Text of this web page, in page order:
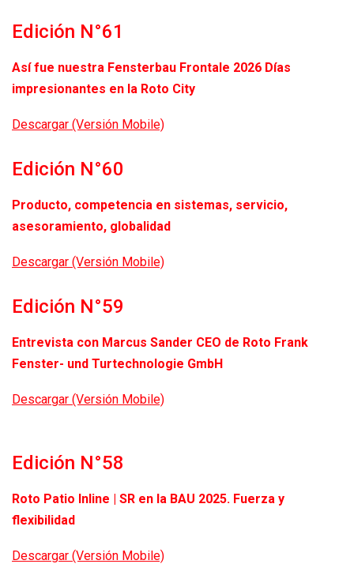
Edición N°61
Así fue nuestra Fensterbau Frontale 2026 Días
impresionantes en la Roto City
Descargar (Versión Mobile)
Edición N°60
Producto, competencia en sistemas, servicio,
asesoramiento, globalidad
Descargar (Versión Mobile)
Edición N°59
Entrevista con Marcus Sander CEO de Roto Frank
Fenster- und Turtechnologie GmbH
Descargar (Versión Mobile)
Edición N°58
Roto Patio Inline | SR en la BAU 2025. Fuerza y
flexibilidad
Descargar (Versión Mobile)